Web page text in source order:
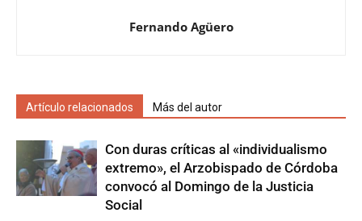
Fernando Agüero
Artículo relacionados Más del autor
Con duras críticas al «individualismo
extremo», el Arzobispado de Córdoba
convocó al Domingo de la Justicia
Social